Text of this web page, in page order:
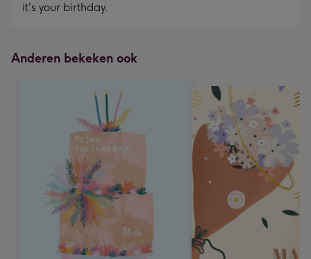
it's your birthday.
Anderen bekeken ook